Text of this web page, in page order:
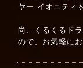
ヤー イオニティ
尚、くるくるド
ので、お気軽に